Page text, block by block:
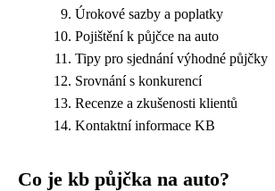
Úrokové sazby a poplatky
Pojištění k půjčce na auto
Tipy pro sjednání výhodné půjčky
Srovnání s konkurencí
Recenze a zkušenosti klientů
Kontaktní informace KB
Co je kb půjčka na auto?